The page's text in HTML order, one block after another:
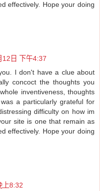
effectively. Hope your doing
12日 下午4:37
I don't have a clue about
concoct the thoughts you
inventiveness, thoughts
a particularly grateful for
difficulty on how im
site is one that remain as
effectively. Hope your doing
上8:32